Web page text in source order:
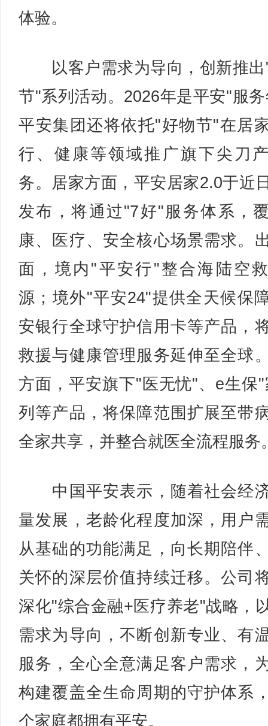
体验。
以客户需求为导向，创新推出
节"系列活动。2026年是平安"服
平安集团还将依托"好物节"在居
行、健康等领域推广旗下尖刀
务。居家方面，平安居家2.0于近
发布，将通过"7好"服务体系，
康、医疗、安全核心场景需求。
面，境内"平安行"整合海陆空
源；境外"平安24"提供全天候保
安银行全球守护信用卡等产品，
救援与健康管理服务延伸至全球
方面，平安旗下"医无忧"、e生保
列等产品，将保障范围扩展至带
全家共享，并整合就医全流程服务
中国平安表示，随着社会经
量发展，老龄化程度加深，用户
从基础的功能满足，向长期陪伴
关怀的深层价值持续迁移。公司
深化"综合金融+医疗养老"战略，
需求为导向，不断创新专业、有
服务，全心全意满足客户需求，
构建覆盖全生命周期的守护体系
个家庭都拥有平安。